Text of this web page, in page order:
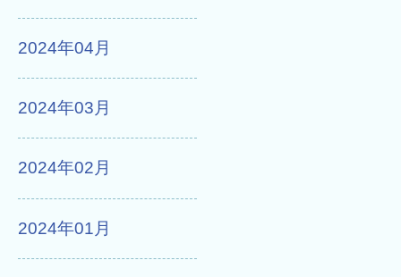
2024年04月
2024年03月
2024年02月
2024年01月